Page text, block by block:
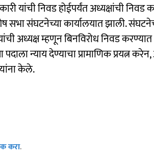
यांची निवड होईपर्यंत अध्यक्षांची निवड
सभा संघटनेच्या कार्यालयात झाली.
अध्यक्ष म्हणून बिनविरोध निवड
न्याय देण्याचा प्रामाणिक प्रयत्न
केले.
करा.